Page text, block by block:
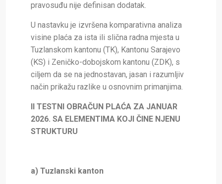
pravosuđu nije definisan dodatak.
U nastavku je izvršena komparativna analiza
visine plaća za ista ili slična radna mjesta u
Tuzlanskom kantonu (TK), Kantonu Sarajevo
(KS) i Zeničko-dobojskom kantonu (ZDK), s
ciljem da se na jednostavan, jasan i razumljiv
način prikažu razlike u osnovnim primanjima.
II TESTNI OBRAČUN PLAĆA ZA JANUAR
2026. SA ELEMENTIMA KOJI ČINE NJENU
STRUKTURU
a) Tuzlanski kanton